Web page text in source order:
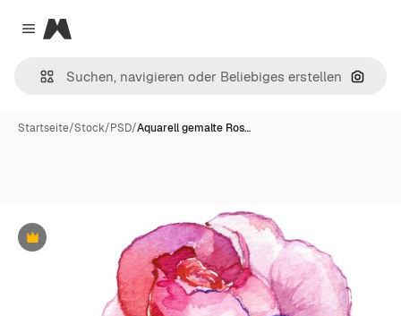
Close menu
Magnific
Nach
Startseite/Stock/PSD/Aquarell gemalte Ros…
Premium